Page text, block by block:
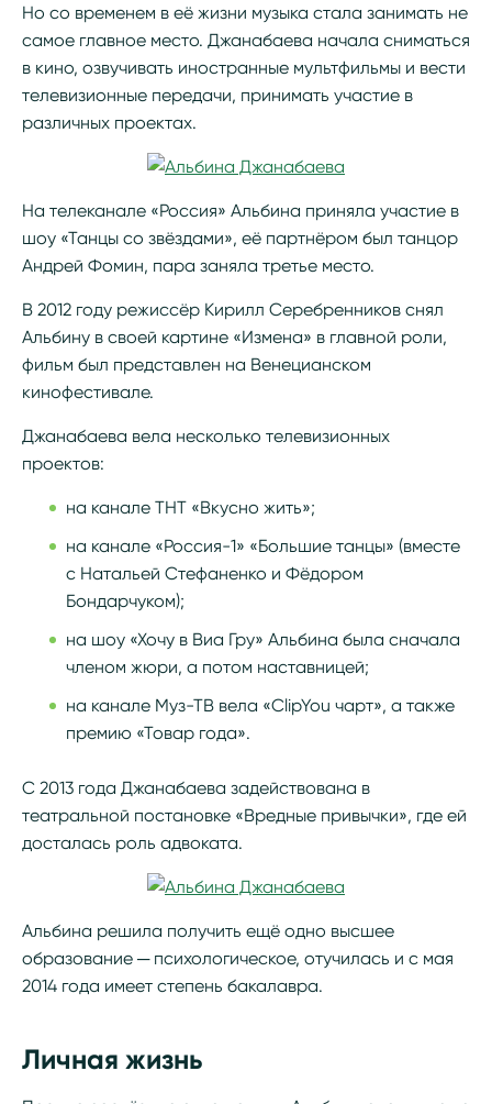
Но со временем в её жизни музыка стала занимать не
самое главное место. Джанабаева начала сниматься
в кино, озвучивать иностранные мультфильмы и вести
телевизионные передачи, принимать участие в
различных проектах.
На телеканале «Россия» Альбина приняла участие в
шоу «Танцы со звёздами», её партнёром был танцор
Андрей Фомин, пара заняла третье место.
В 2012 году режиссёр Кирилл Серебренников снял
Альбину в своей картине «Измена» в главной роли,
фильм был представлен на Венецианском
кинофестивале.
Джанабаева вела несколько телевизионных
проектов:
на канале ТНТ «Вкусно жить»;
на канале «Россия-1» «Большие танцы» (вместе
с Натальей Стефаненко и Фёдором
Бондарчуком);
на шоу «Хочу в Виа Гру» Альбина была сначала
членом жюри, а потом наставницей;
на канале Муз-ТВ вела «ClipYou чарт», а также
премию «Товар года».
С 2013 года Джанабаева задействована в
театральной постановке «Вредные привычки», где ей
досталась роль адвоката.
Альбина решила получить ещё одно высшее
образование ─ психологическое, отучилась и с мая
2014 года имеет степень бакалавра.
Личная жизнь